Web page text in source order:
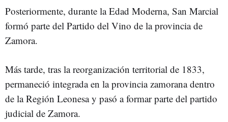
Posteriormente, durante la Edad Moderna, San Marcial
formó parte del Partido del Vino de la provincia de
Zamora.
Más tarde, tras la reorganización territorial de 1833,
permaneció integrada en la provincia zamorana dentro
de la Región Leonesa y pasó a formar parte del partido
judicial de Zamora.